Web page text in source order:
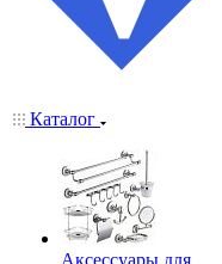
Каталог
Аксессуары для